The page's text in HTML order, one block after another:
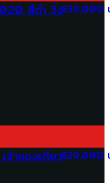
639,000
สีดำ วิ่ง
829,000
าของเดียว